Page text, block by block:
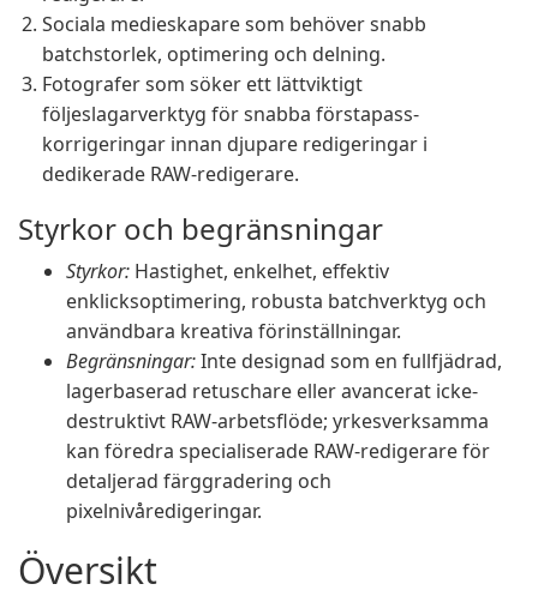
Sociala medieskapare som behöver snabb
batchstorlek, optimering och delning.
Fotografer som söker ett lättviktigt
följeslagarverktyg för snabba förstapass-
korrigeringar innan djupare redigeringar i
dedikerade RAW-redigerare.
Styrkor och begränsningar
Styrkor: Hastighet, enkelhet, effektiv
enklicksoptimering, robusta batchverktyg och
användbara kreativa förinställningar.
Begränsningar:Inte designad som en fullfjädrad,
lagerbaserad retuschare eller avancerat icke-
destruktivt RAW-arbetsflöde; yrkesverksamma
kan föredra specialiserade RAW-redigerare för
detaljerad färggradering och
pixelnivåredigeringar.
Översikt